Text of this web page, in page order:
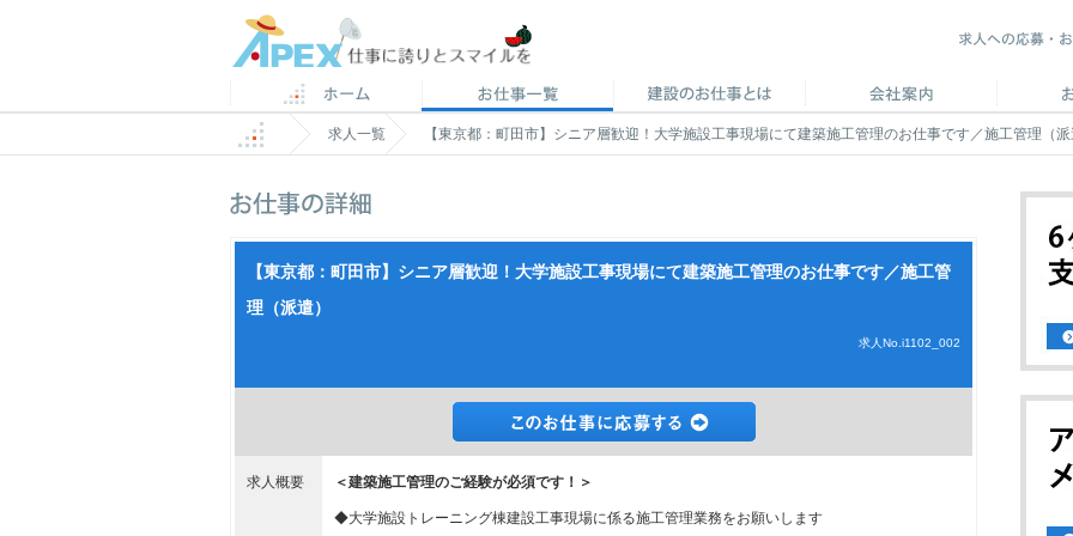
求人一覧 【東京都：町田市】シニア層歓迎！大学施設工事現場にて建築施工管理のお仕事です／施工管理（
【東京都：町田市】シニア層歓迎！大学施設工事現場にて建築施工管理のお仕事です／施工管
理（派遣）
求人No.i1102_002
求人概要 ＜建築施工管理のご経験が必須です！＞
◆大学施設トレーニング棟建設工事現場に係る施工管理業務をお願いします